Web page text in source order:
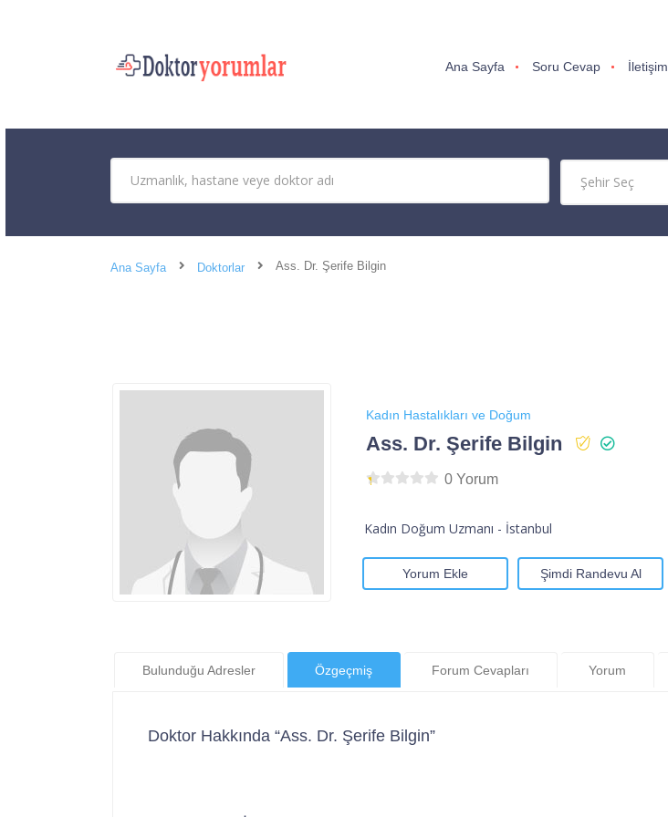
Ana Sayfa Soru Cevap İletişim
Ana Sayfa Doktorlar Ass. Dr. Şerife Bilgin
Kadın Hastalıkları ve Doğum
Ass. Dr. Şerife Bilgin
0 Yorum
Kadın Doğum Uzmanı - İstanbul
Yorum Ekle Şimdi Randevu Al
Bulunduğu Adresler Özgeçmiş Forum Cevapları Yorum
Doktor Hakkında “Ass. Dr. Şerife Bilgin”